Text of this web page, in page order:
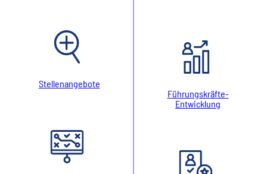
Stellenangebote
Führungskräfte-
Entwicklung